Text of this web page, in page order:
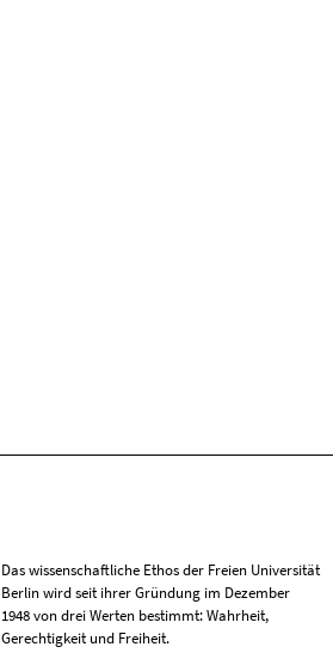
Das wissenschaftliche Ethos der Freien Universität
Berlin wird seit ihrer Gründung im Dezember
1948 von drei Werten bestimmt: Wahrheit,
Gerechtigkeit und Freiheit.